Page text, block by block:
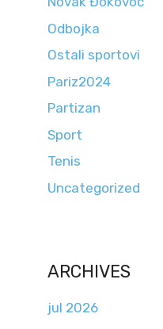
Odbojka
Ostali sportovi
Pariz2024
Partizan
Sport
Tenis
Uncategorized
ARCHIVES
jul 2026